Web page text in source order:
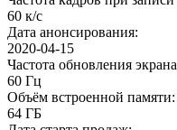
60 к/c
Дата анонсирования:
2020-04-15
Частота обновления экрана
60 Гц
Объём встроенной памяти:
64 ГБ